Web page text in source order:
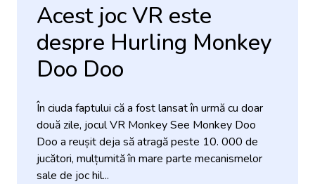
Acest joc VR este
despre Hurling Monkey
Doo Doo
În ciuda faptului că a fost lansat în urmă cu doar
două zile, jocul VR Monkey See Monkey Doo
Doo a reușit deja să atragă peste 10. 000 de
jucători, mulțumită în mare parte mecanismelor
sale de joc hil...